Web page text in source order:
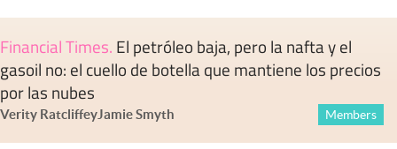
Financial Times. El petróleo baja, pero la nafta y el
gasoil no: el cuello de botella que mantiene los precios
por las nubes
Verity RatcliffeyJamie Smyth Members